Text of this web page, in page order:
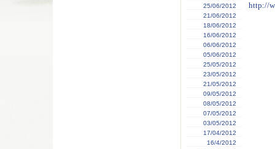
25/06/2012
21/06/2012
18/06/2012
16/06/2012
06/06/2012
05/06/2012
25/05/2012
23/05/2012
21/05/2012
09/05/2012
08/05/2012
07/05/2012
03/05/2012
17/04/2012
16/4/2012
http://